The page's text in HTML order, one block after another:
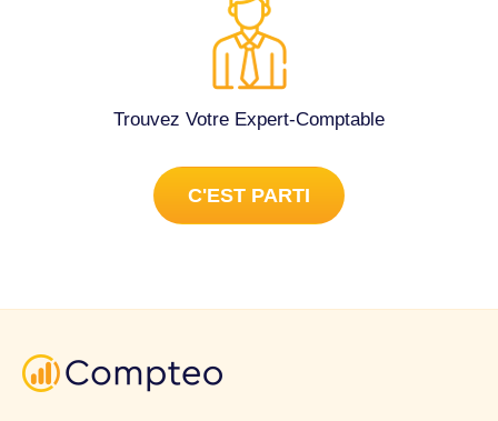
Trouvez Votre Expert-Comptable
C'EST PARTI